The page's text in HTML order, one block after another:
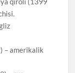
– amerikalik